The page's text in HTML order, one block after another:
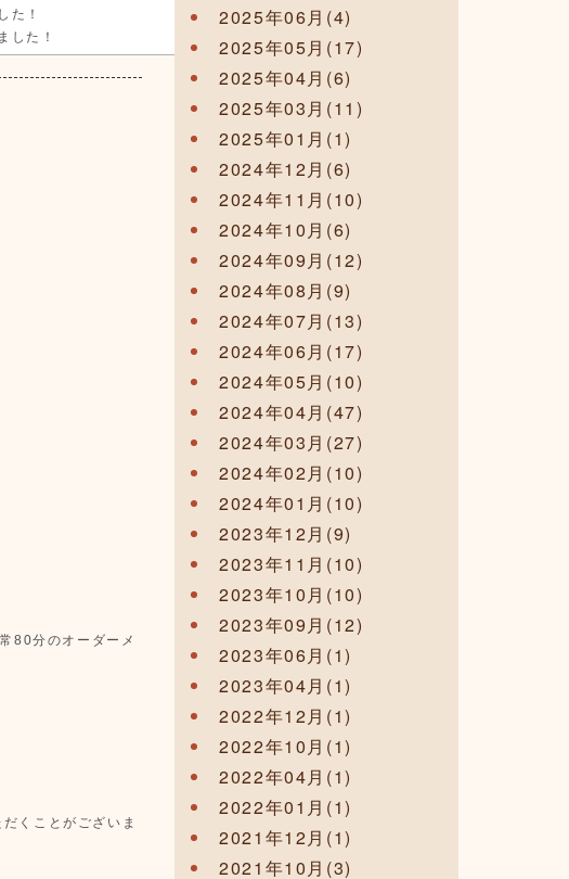
た！
した！
80分のオーダーメ
くことがございま
2025年06月(4)
2025年05月(17)
2025年04月(6)
2025年03月(11)
2025年01月(1)
2024年12月(6)
2024年11月(10)
2024年10月(6)
2024年09月(12)
2024年08月(9)
2024年07月(13)
2024年06月(17)
2024年05月(10)
2024年04月(47)
2024年03月(27)
2024年02月(10)
2024年01月(10)
2023年12月(9)
2023年11月(10)
2023年10月(10)
2023年09月(12)
2023年06月(1)
2023年04月(1)
2022年12月(1)
2022年10月(1)
2022年04月(1)
2022年01月(1)
2021年12月(1)
2021年10月(3)